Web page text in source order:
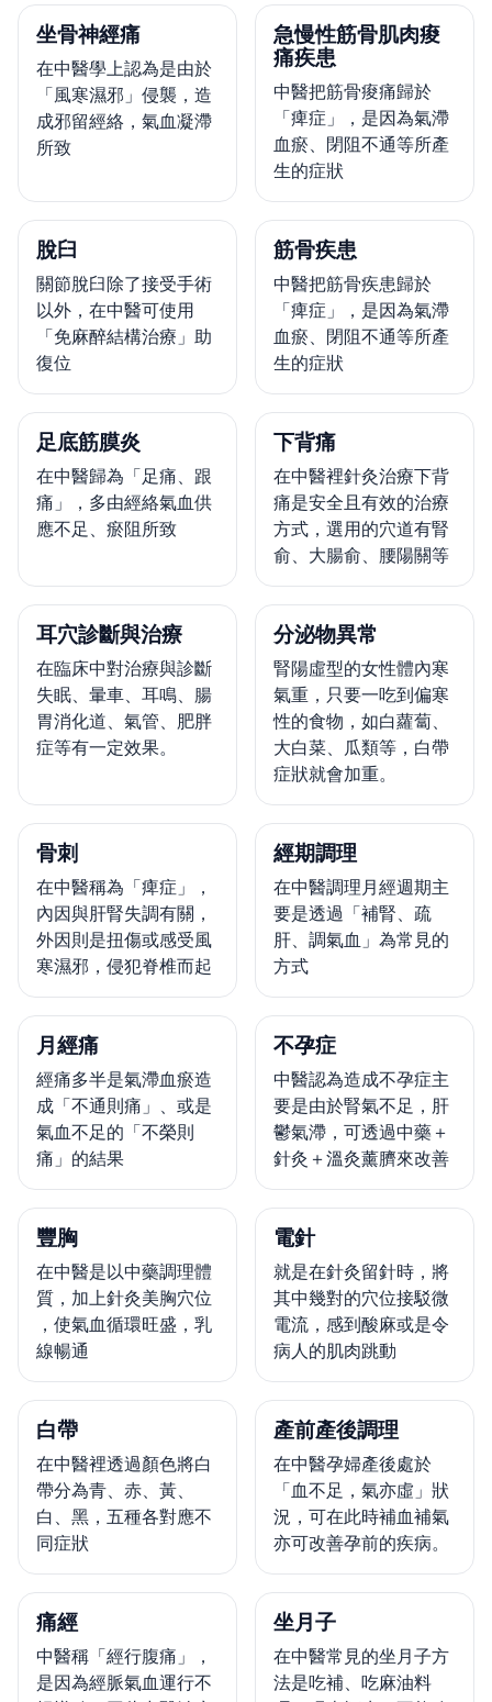
坐骨神經痛
在中醫學上認為是由於
「風寒濕邪」侵襲，造
成邪留經絡，氣血凝滯
所致
急慢性筋骨肌肉痠
痛疾患
中醫把筋骨痠痛歸於
「痺症」，是因為氣滯
血瘀、閉阻不通等所產
生的症狀
脫臼
關節脫臼除了接受手術
以外，在中醫可使用
「免麻醉結構治療」助
復位
筋骨疾患
中醫把筋骨疾患歸於
「痺症」，是因為氣滯
血瘀、閉阻不通等所產
生的症狀
足底筋膜炎
在中醫歸為「足痛、跟
痛」，多由經絡氣血供
應不足、瘀阻所致
下背痛
在中醫裡針灸治療下背
痛是安全且有效的治療
方式，選用的穴道有腎
俞、大腸俞、腰陽關等
耳穴診斷與治療
在臨床中對治療與診斷
失眠、暈車、耳鳴、腸
胃消化道、氣管、肥胖
症等有一定效果。
分泌物異常
腎陽虛型的女性體內寒
氣重，只要一吃到偏寒
性的食物，如白蘿蔔、
大白菜、瓜類等，白帶
症狀就會加重。
骨刺
在中醫稱為「痺症」，
內因與肝腎失調有關，
外因則是扭傷或感受風
寒濕邪，侵犯脊椎而起
經期調理
在中醫調理月經週期主
要是透過「補腎、疏
肝、調氣血」為常見的
方式
月經痛
經痛多半是氣滯血瘀造
成「不通則痛」、或是
氣血不足的「不榮則
痛」的結果
不孕症
中醫認為造成不孕症主
要是由於腎氣不足，肝
鬱氣滯，可透過中藥＋
針灸＋溫灸薰臍來改善
豐胸
在中醫是以中藥調理體
質，加上針灸美胸穴位
，使氣血循環旺盛，乳
線暢通
電針
就是在針灸留針時，將
其中幾對的穴位接駁微
電流，感到酸麻或是令
病人的肌肉跳動
白帶
在中醫裡透過顏色將白
帶分為青、赤、黃、
白、黑，五種各對應不
同症狀
產前產後調理
在中醫孕婦產後處於
「血不足，氣亦虛」狀
況，可在此時補血補氣
亦可改善孕前的疾病。
痛經
中醫稱「經行腹痛」，
是因為經脈氣血運行不
坐月子
在中醫常見的坐月子方
法是吃補、吃麻油料